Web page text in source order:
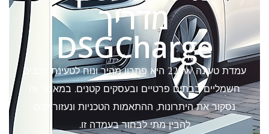
מדריך
DSGCharge
עמדת טעינה 22kW היא פתרון מהיר ונוח לטעינת רכבים
חשמליים בבתים פרטיים ובעסקים קטנים. במאמר זה
נסקור את היתרונות, ההתאמות הטכניות ונעזור לכם
להבין מתי לבחור בעמדה זו.